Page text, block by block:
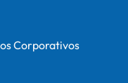
Corporativos